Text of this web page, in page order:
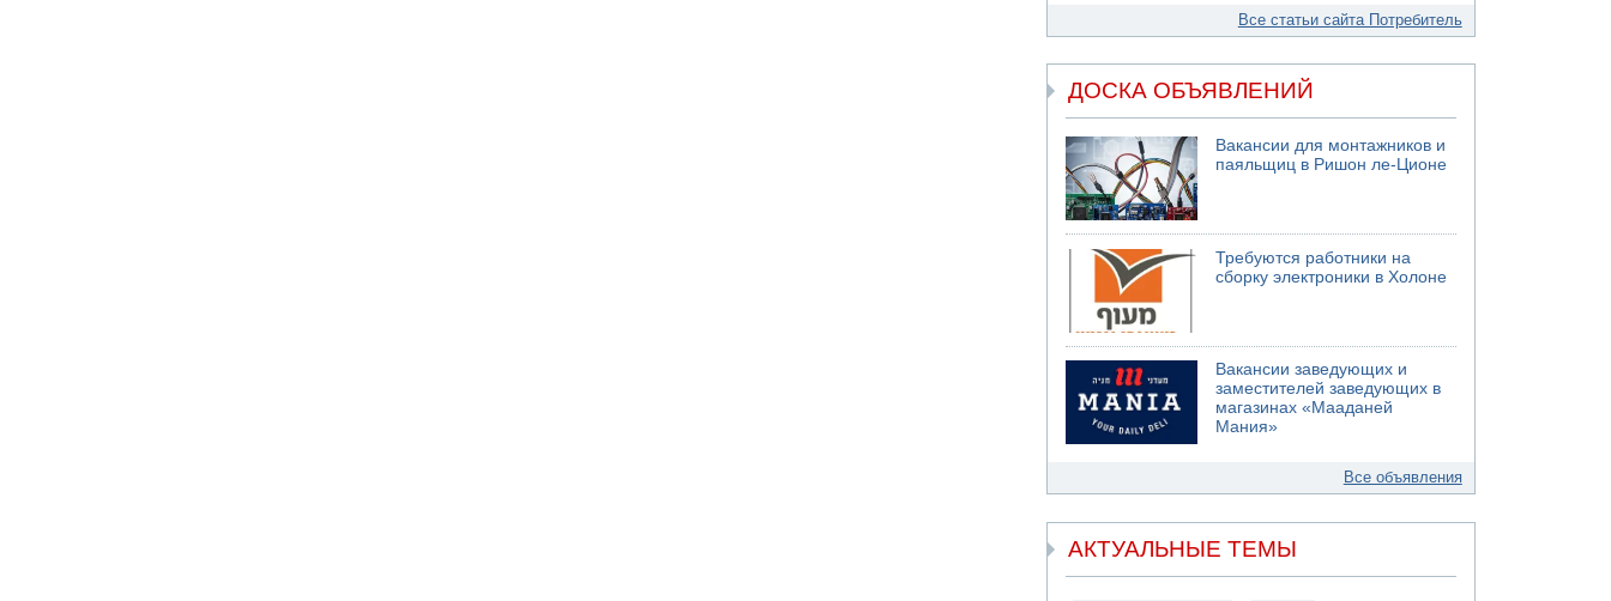
Все статьи сайта Потребитель
ДОСКА ОБЪЯВЛЕНИЙ
Вакансии для монтажников и
паяльщиц в Ришон ле-Ционе
Требуются работники на
сборку электроники в Холоне
Вакансии заведующих и
заместителей заведующих в
магазинах «Мааданей
Мания»
Все объявления
АКТУАЛЬНЫЕ ТЕМЫ